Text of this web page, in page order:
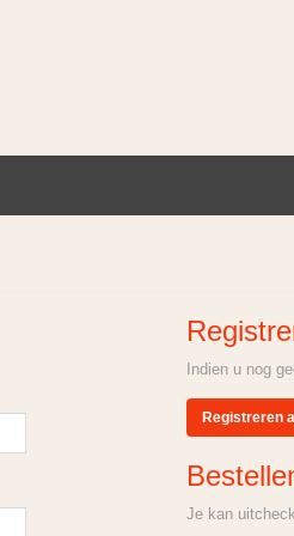
Indien u nog
Registreren
Je kan